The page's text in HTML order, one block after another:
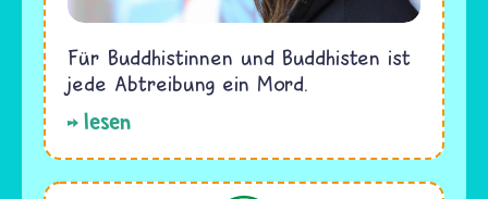
Für Buddhistinnen und Buddhisten ist
jede Abtreibung ein Mord.
lesen